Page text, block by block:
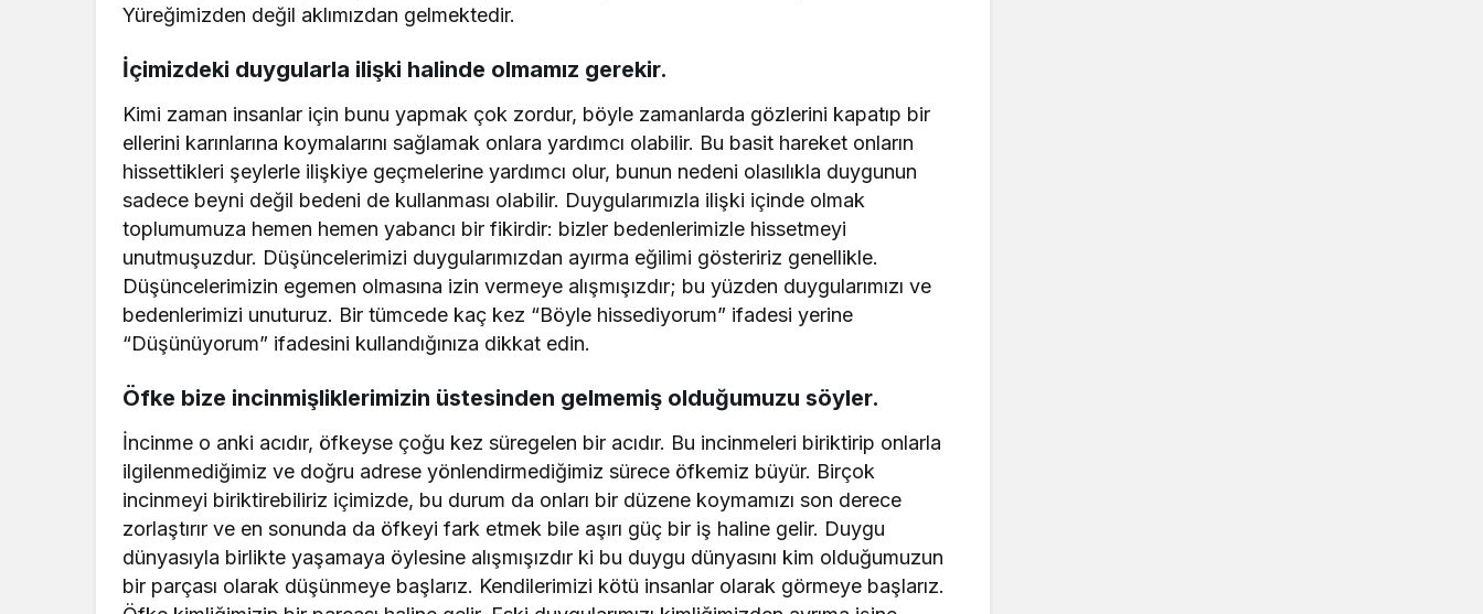
Yüreğimizden değil aklımızdan gelmektedir.
İçimizdeki duygularla ilişki halinde olmamız gerekir.
Kimi zaman insanlar için bunu yapmak çok zordur, böyle zamanlarda gözlerini kapatıp bir
ellerini karınlarına koymalarını sağlamak onlara yardımcı olabilir. Bu basit hareket onların
hissettikleri şeylerle ilişkiye geçmelerine yardımcı olur, bunun nedeni olasılıkla duygunun
sadece beyni değil bedeni de kullanması olabilir. Duygularımızla ilişki içinde olmak
toplumumuza hemen hemen yabancı bir fikirdir: bizler bedenlerimizle hissetmeyi
unutmuşuzdur. Düşüncelerimizi duygularımızdan ayırma eğilimi gösteririz genellikle.
Düşüncelerimizin egemen olmasına izin vermeye alışmışızdır; bu yüzden duygularımızı ve
bedenlerimizi unuturuz. Bir tümcede kaç kez “Böyle hissediyorum” ifadesi yerine
“Düşünüyorum” ifadesini kullandığınıza dikkat edin.
Öfke bize incinmişliklerimizin üstesinden gelmemiş olduğumuzu söyler.
İncinme o anki acıdır, öfkeyse çoğu kez süregelen bir acıdır. Bu incinmeleri biriktirip onlarla
ilgilenmediğimiz ve doğru adrese yönlendirmediğimiz sürece öfkemiz büyür. Birçok
incinmeyi biriktirebiliriz içimizde, bu durum da onları bir düzene koymamızı son derece
zorlaştırır ve en sonunda da öfkeyi fark etmek bile aşırı güç bir iş haline gelir. Duygu
dünyasıyla birlikte yaşamaya öylesine alışmışızdır ki bu duygu dünyasını kim olduğumuzun
bir parçası olarak düşünmeye başlarız. Kendilerimizi kötü insanlar olarak görmeye başlarız.